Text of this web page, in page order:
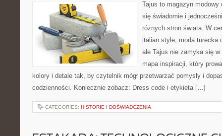
Tajus to magazyn
się świadomie i
różnych stron świata. W
italian style, moda turecka
ale Tajus nie zamyka się
mapa inspiracji, który
kolory i detale tak, by czytelnik mógł przetwarzać pomysły i
codzienności. Koniecznie zobacz: Dress code i etykieta […]
CATEGORIES: HISTORIE I DOŚWIADCZENIA